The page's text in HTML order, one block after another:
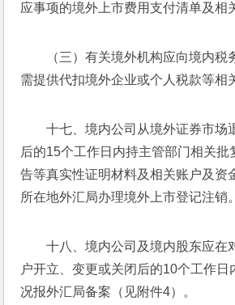
应事项的境外上市费用支付清单及相
（三）有关境外机构应向境内税
需提供代扣境外企业或个人税款等相
十七、境内公司从境外证券市场
后的15个工作日内持主管部门相关批
告等真实性证明材料及相关账户及资
所在地外汇局办理境外上市登记注销。
十八、境内公司及境内股东应在
户开立、变更或关闭后的10个工作日
况报外汇局备案（见附件4）。